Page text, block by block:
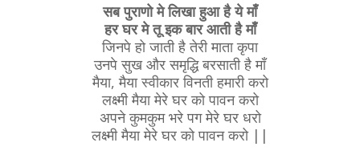
सब पुराणो मे लिखा हुआ है ये माँ
हर घर मे तू इक बार आती है माँ
जिनपे हो जाती है तेरी माता कृपा
उनपे सुख और समृद्धि बरसाती है माँ
मैया, मैया स्वीकार विनती हमारी करो
लक्ष्मी मैया मेरे घर को पावन करो
अपने कुमकुम भरे पग मेरे घर धरो
लक्ष्मी मैया मेरे घर को पावन करो ||